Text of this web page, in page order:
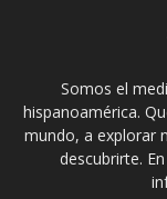
Somos el
hispanoamérica.
mundo, a explorar
descubrirte.